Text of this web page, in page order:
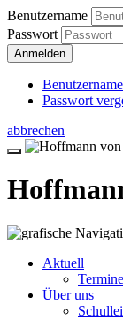
Benutzername
Passwort
Anmelden
Passwort
abbrechen
Aktuell
Termine
Über uns